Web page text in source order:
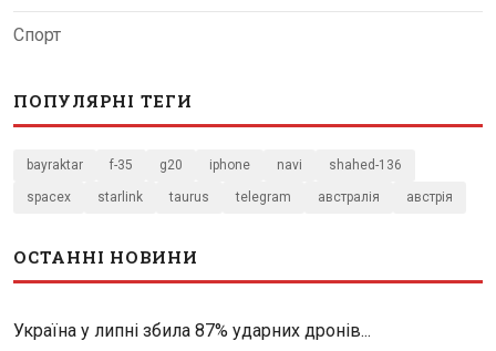
Спорт
ПОПУЛЯРНІ ТЕГИ
bayraktar f-35 g20 iphone navi shahed-136
spacex starlink taurus telegram австралія австрія
ОСТАННІ НОВИНИ
Україна у липні збила 87% ударних дронів...